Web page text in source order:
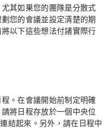
其如果您的團隊是分散式
您的會議並設定清楚的期
以下這些想法付諸實際行
。在會議開始前制定明確
將日程存放於一個中央位
結起來。另外，請在日程中